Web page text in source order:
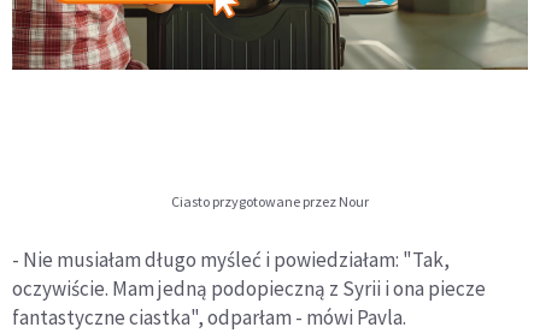
Ciasto przygotowane przez Nour
- Nie musiałam długo myśleć i powiedziałam: "Tak,
oczywiście. Mam jedną podopieczną z Syrii i ona piecze
fantastyczne ciastka", odparłam - mówi Pavla.